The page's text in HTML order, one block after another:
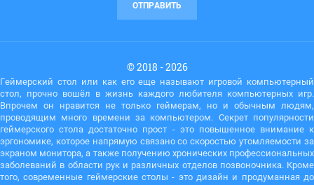
ОТПРАВИТЬ
© 2018 - 2026
Геймерский стол или как его еще называют игровой компьютерный
стол, прочно вошёл в жизнь каждого любителя компьютерных игр.
Впрочем он нравится не только геймерам, но и обычным людям,
проводящим много времени за компьютером. Секрет популярности
геймерского стола достаточно прост - это повышенное внимание к
эргономике, которое напрямую связано со скоростью утомляемости за
экраном монитора, а также получению хронических профессиональных
заболеваний в области рук и различных отделов позвоночника. Кроме
того, современные геймерские столы - это дизайн и продуманная до